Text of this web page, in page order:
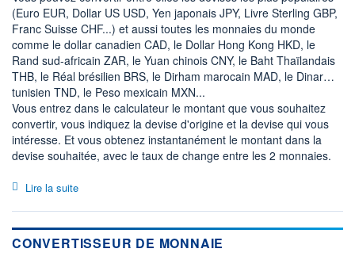
(Euro EUR, Dollar US USD, Yen japonais JPY, Livre Sterling GBP,
Franc Suisse CHF...) et aussi toutes les monnaies du monde
comme le dollar canadien CAD, le Dollar Hong Kong HKD, le
Rand sud-africain ZAR, le Yuan chinois CNY, le Baht Thaïlandais
THB, le Réal brésilien BRS, le Dirham marocain MAD, le Dinar
tunisien TND, le Peso mexicain MXN...
Vous entrez dans le calculateur le montant que vous souhaitez
convertir, vous indiquez la devise d'origine et la devise qui vous
intéresse. Et vous obtenez instantanément le montant dans la
devise souhaitée, avec le taux de change entre les 2 monnaies.
Lire la suite
CONVERTISSEUR DE MONNAIE